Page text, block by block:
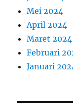
Mei 2024
April 2024
Maret 2024
Februari
Januari